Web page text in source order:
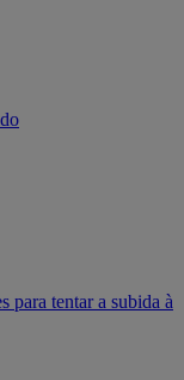
para tentar a subida à